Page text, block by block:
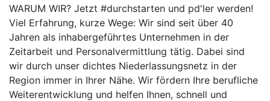
WARUM WIR? Jetzt #durchstarten und pd'ler werden!
Viel Erfahrung, kurze Wege: Wir sind seit über 40
Jahren als inhabergeführtes Unternehmen in der
Zeitarbeit und Personalvermittlung tätig. Dabei sind
wir durch unser dichtes Niederlassungsnetz in der
Region immer in Ihrer Nähe. Wir fördern Ihre berufliche
Weiterentwicklung und helfen Ihnen, schnell und